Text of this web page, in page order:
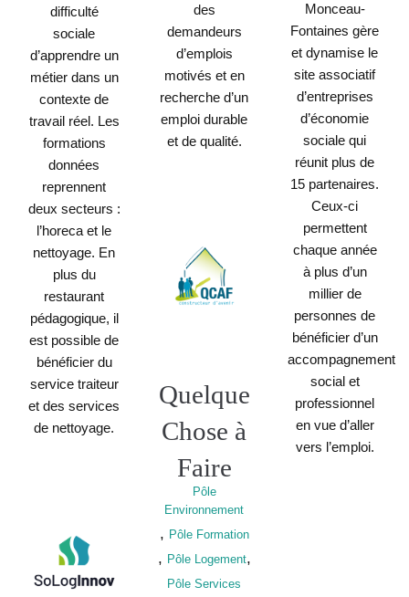
des
demandeurs
d’emplois
motivés et en
recherche d’un
emploi durable
et de qualité.
difficulté
sociale
d’apprendre un
métier dans un
contexte de
travail réel. Les
formations
données
reprennent
deux secteurs :
l’horeca et le
nettoyage. En
plus du
restaurant
pédagogique, il
est possible de
bénéficier du
service traiteur
et des services
de nettoyage.
Monceau-
Fontaines gère
et dynamise le
site associatif
d’entreprises
d’économie
sociale qui
réunit plus de
15 partenaires.
Ceux-ci
permettent
chaque année
à plus d’un
millier de
personnes de
bénéficier d’un
accompagnement
social et
professionnel
en vue d’aller
vers l’emploi.
Quelque
Chose à
Faire
Pôle
Environnement
, Pôle Formation
, Pôle Logement,
Pôle Services